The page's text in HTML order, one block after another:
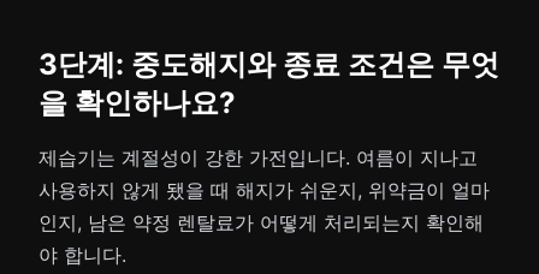
3단계: 중도해지와 종료 조건은 무엇
을 확인하나요?
제습기는 계절성이 강한 가전입니다. 여름이 지나고
사용하지 않게 됐을 때 해지가 쉬운지, 위약금이 얼마
인지, 남은 약정 렌탈료가 어떻게 처리되는지 확인해
야 합니다.